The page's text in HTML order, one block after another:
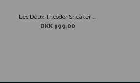
Les Deux Theodor Sneaker Sort
DKK 999,00